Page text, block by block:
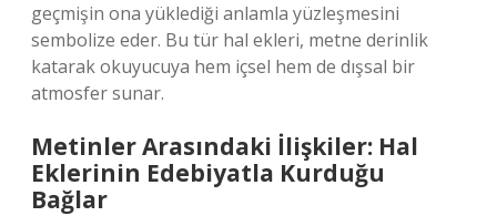
geçmişin ona yüklediği anlamla yüzleşmesini
sembolize eder. Bu tür hal ekleri, metne derinlik
katarak okuyucuya hem içsel hem de dışsal bir
atmosfer sunar.
Metinler Arasındaki İlişkiler: Hal
Eklerinin Edebiyatla Kurduğu
Bağlar